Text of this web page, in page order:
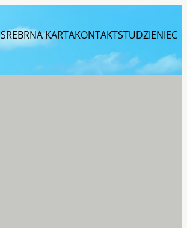
SREBRNA KARTAKONTAKTSTUDZIENIEC